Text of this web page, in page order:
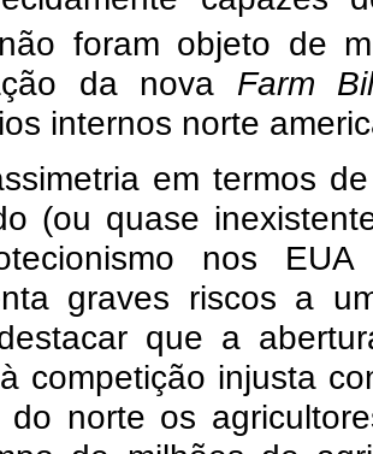
foram objeto de
da nova Farm
internos norte
em termos
(ou quase
nos
graves riscos a
que a
competição injusta
do norte os